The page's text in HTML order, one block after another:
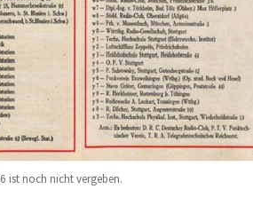
ist noch nicht vergeben.